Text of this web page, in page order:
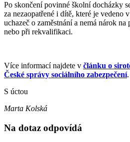
Po skončení povinné školní docházky
za nezaopatřené i dítě, které je vedeno
uchazeč o zaměstnání a nemá nárok na
nebo při rekvalifikaci.
Více informací najdete v článku o
České správy sociálního zabezpečení.
S úctou
Marta Kolská
Na dotaz odpovídá